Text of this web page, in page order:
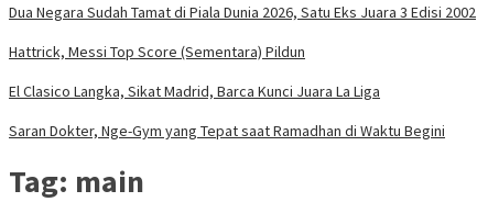
Dua Negara Sudah Tamat di Piala Dunia 2026, Satu Eks Juara 3 Edisi 2002
Hattrick, Messi Top Score (Sementara) Pildun
El Clasico Langka, Sikat Madrid, Barca Kunci Juara La Liga
Saran Dokter, Nge-Gym yang Tepat saat Ramadhan di Waktu Begini
Tag: main